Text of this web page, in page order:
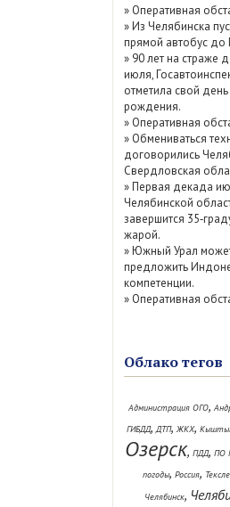
» Оперативная
»Из Челябинска
прямой автобус
» 90 лет на страже
июля,
отметила свой день
рождения.
» Оперативная
» Обмениваться
договорились
Свердловская
»Первая декада
Челябинской
завершится
жарой.
»Южный Урал
предложить
компетенции.
» Оперативная
Облако тегов
Администрация ОГО,
ГИБДД,ДТП, ЖКХ,
Озерск, ПДД, ПО
погоды, Россия,
Челябинск,